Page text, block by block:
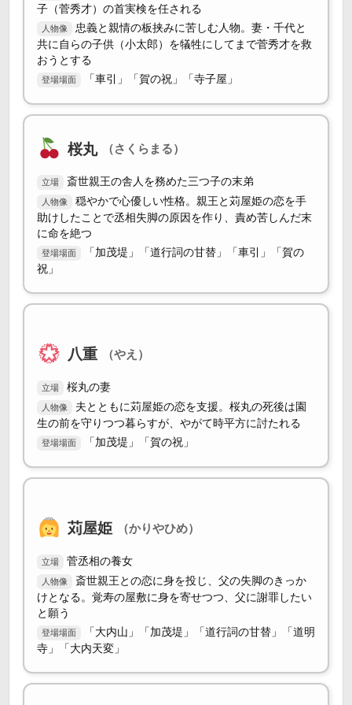
子（菅秀才）の首実検を任される
人物像
忠義と親情の板挟みに苦しむ人物。妻・千代と
共に自らの子供（小太郎）を犠牲にしてまで菅秀才を救
おうとする
登場場面 「車引」「賀の祝」「寺子屋」
桜丸 （さくらまる）
立場 斎世親王の舎人を務めた三つ子の末弟
人物像
穏やかで心優しい性格。親王と苅屋姫の恋を手
助けしたことで丞相失脚の原因を作り、責め苦しんだ末
に命を絶つ
登場場面
「加茂堤」「道行詞の甘替」「車引」「賀の
祝」
八重 （やえ）
立場 桜丸の妻
人物像
夫とともに苅屋姫の恋を支援。桜丸の死後は園
生の前を守りつつ暮らすが、やがて時平方に討たれる
登場場面 「加茂堤」「賀の祝」
苅屋姫 （かりやひめ）
立場 菅丞相の養女
人物像
斎世親王との恋に身を投じ、父の失脚のきっか
けとなる。覚寿の屋敷に身を寄せつつ、父に謝罪したい
と願う
登場場面
「大内山」「加茂堤」「道行詞の甘替」「道明
寺」「大内天変」